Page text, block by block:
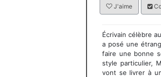
J'aime
Écrivain célèbre
a posé une
faire une bonne
style particulier,
vont se livrer à